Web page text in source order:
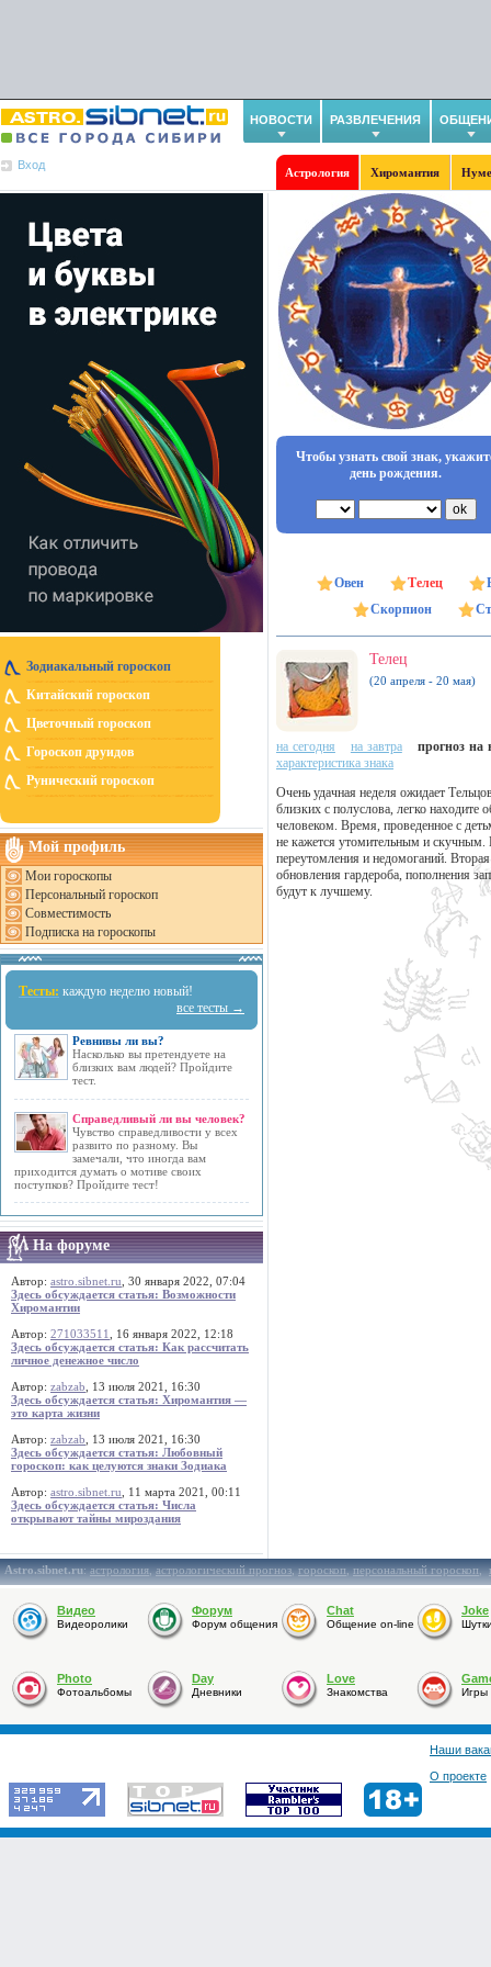
НОВОСТИ РАЗВЛЕЧЕНИЯ
Вход
Астрология Хиромантия
Зодиакальный гороскоп
Китайский гороскоп
Цветочный гороскоп
Гороскоп друидов
Рунический гороскоп
Мой профиль
Мои гороскопы
Персональный гороскоп
Совместимость
Подписка на гороскопы
Тесты: каждую неделю новый!
все тесты →
Ревнивы ли вы?
Насколько вы претендуете на
близких вам людей? Пройдите
тест.
Справедливый ли вы человек?
Чувство справедливости у всех
развито по разному. Вы
замечали, что иногда вам
приходится думать о мотиве своих
поступков? Пройдите тест!
На форуме
Автор: astro.sibnet.ru , 30 января 2022, 07:04
Здесь обсуждается статья: Возможности
Хиромантии
Автор: 271033511
, 16 января 2022, 12:18
Здесь обсуждается статья: Как рассчитать
личное денежное число
Автор: zabzab , 13 июля 2021, 16:30
Здесь обсуждается статья: Хиромантия —
это карта жизни
Автор: zabzab , 13 июля 2021, 16:30
Здесь обсуждается статья: Любовный
гороскоп: как целуются знаки Зодиака
Автор: astro.sibnet.ru , 11 марта 2021, 00:11
Здесь обсуждается статья: Числа
открывают тайны мироздания
Чтобы узнать свой знак,
день рождения.
Овен Телец
Скорпион
Телец
(20 апреля - 20 мая)
на сегодня на завтра
прогноз на
характеристика знака
Очень удачная неделя ожидает
близких с полуслова, легко
человеком. Время, проведенное с
не кажется утомительным и скучным.
переутомления и недомоганий.
обновления гардероба, пополнения
будут к лучшему.
Astro.sibnet.ru:астрология,астрологический прогноз,гороскоп,персональный гороскоп,
Видео
Видеоролики
Форум
Форум общения
Chat
Общение on-line
Joke
Photo
Фотоальбомы
Day
Дневники
Love
Знакомства Игры
Наши
О проекте